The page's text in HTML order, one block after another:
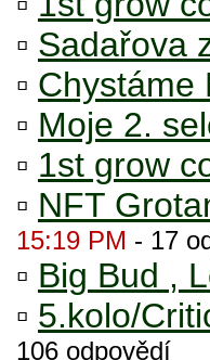
▫ Sadařova
▫ Chystáme
▫ Moje 2.
▫ 1st grow
▫ NFT
15:19 PM - 17
▫ Big Bud ,
▫ 5.kolo/
106 odpovědí